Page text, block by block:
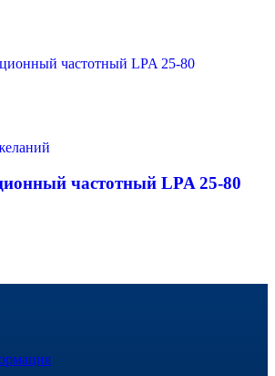
частотный LPA 25-80